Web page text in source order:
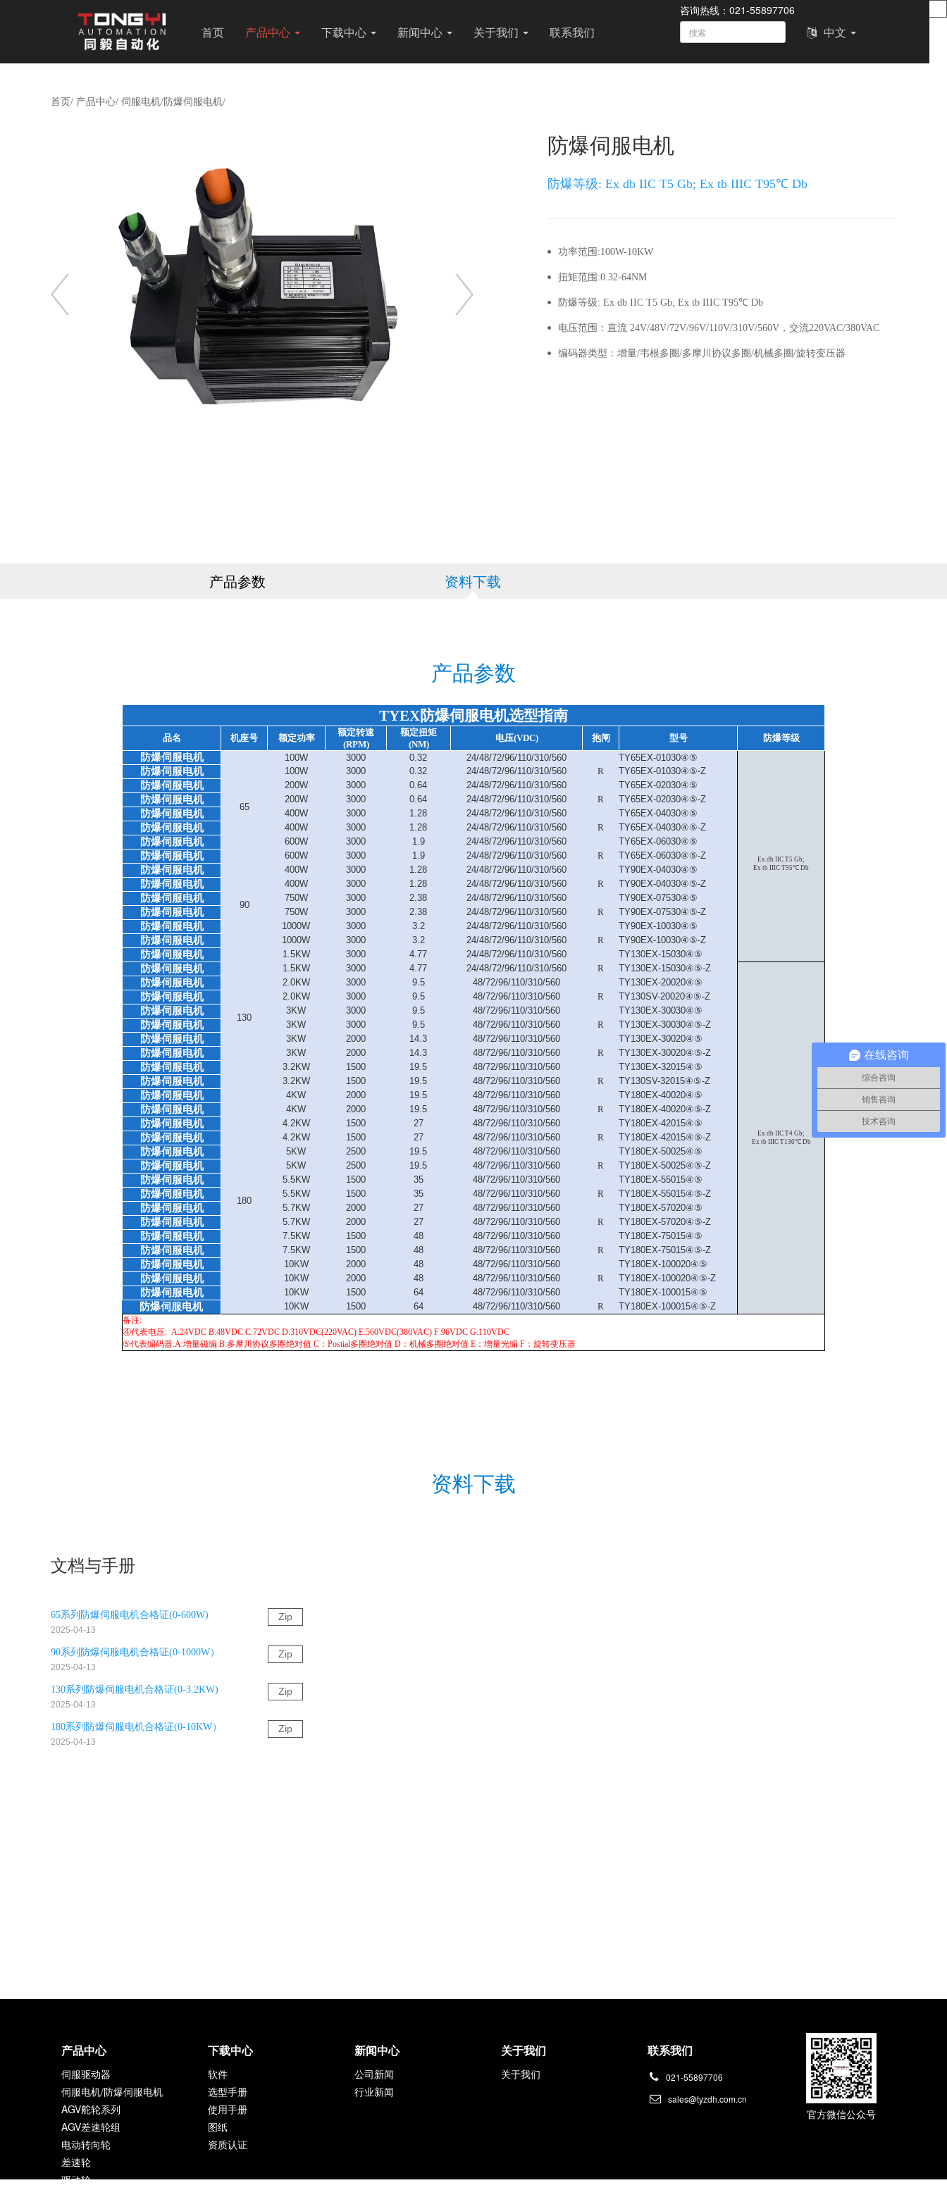
首页 产品中心 下载中心 新闻中心 关于我们 联系我们 中文
咨询热线：021-55897706
首页/ 产品中心/ 伺服电机/防爆伺服电机/
防爆伺服电机
防爆等级: Ex db IIC T5 Gb; Ex tb IIIC T95℃ Db
功率范围:100W-10KW
扭矩范围:0.32-64NM
防爆等级: Ex db IIC T5 Gb; Ex tb IIIC T95℃ Db
电压范围：直流 24V/48V/72V/96V/110V/310V/560V，交流220VAC/380VAC
编码器类型：增量/韦根多圈/多摩川协议多圈/机械多圈/旋转变压器
产品参数 资料下载
产品参数
TYEX防爆伺服电机选型指南
品名 机座号 额定功率
额定转速
(RPM)
额定扭矩
(NM)
电压(VDC) 抱闸 型号 防爆等级
防爆伺服电机
65
100W 3000 0.32 24/48/72/96/110/310/560 TY65EX-01030④⑤
Ex db IIC T5 Gb;
Ex tb IIIC T95℃ Db
防爆伺服电机 100W 3000 0.32 24/48/72/96/110/310/560 R TY65EX-01030④⑤-Z
防爆伺服电机 200W 3000 0.64 24/48/72/96/110/310/560 TY65EX-02030④⑤
防爆伺服电机 200W 3000 0.64 24/48/72/96/110/310/560 R TY65EX-02030④⑤-Z
防爆伺服电机 400W 3000 1.28 24/48/72/96/110/310/560 TY65EX-04030④⑤
防爆伺服电机 400W 3000 1.28 24/48/72/96/110/310/560 R TY65EX-04030④⑤-Z
防爆伺服电机 600W 3000 1.9 24/48/72/96/110/310/560 TY65EX-06030④⑤
防爆伺服电机 600W 3000 1.9 24/48/72/96/110/310/560 R TY65EX-06030④⑤-Z
防爆伺服电机
90
400W 3000 1.28 24/48/72/96/110/310/560 TY90EX-04030④⑤
防爆伺服电机 400W 3000 1.28 24/48/72/96/110/310/560 R TY90EX-04030④⑤-Z
防爆伺服电机 750W 3000 2.38 24/48/72/96/110/310/560 TY90EX-07530④⑤
防爆伺服电机 750W 3000 2.38 24/48/72/96/110/310/560 R TY90EX-07530④⑤-Z
防爆伺服电机 1000W 3000 3.2 24/48/72/96/110/310/560 TY90EX-10030④⑤
防爆伺服电机 1000W 3000 3.2 24/48/72/96/110/310/560 R TY90EX-10030④⑤-Z
防爆伺服电机
130
1.5KW 3000 4.77 24/48/72/96/110/310/560 TY130EX-15030④⑤
防爆伺服电机 1.5KW 3000 4.77 24/48/72/96/110/310/560 R TY130EX-15030④⑤-Z
Ex db IIC T4 Gb;
Ex tb IIIC T130℃ Db
防爆伺服电机 2.0KW 3000 9.5 48/72/96/110/310/560 TY130EX-20020④⑤
防爆伺服电机 2.0KW 3000 9.5 48/72/96/110/310/560 R TY130SV-20020④⑤-Z
防爆伺服电机 3KW 3000 9.5 48/72/96/110/310/560 TY130EX-30030④⑤
防爆伺服电机 3KW 3000 9.5 48/72/96/110/310/560 R TY130EX-30030④⑤-Z
防爆伺服电机 3KW 2000 14.3 48/72/96/110/310/560 TY130EX-30020④⑤
防爆伺服电机 3KW 2000 14.3 48/72/96/110/310/560 R TY130EX-30020④⑤-Z
防爆伺服电机 3.2KW 1500 19.5 48/72/96/110/310/560 TY130EX-32015④⑤
防爆伺服电机 3.2KW 1500 19.5 48/72/96/110/310/560 R TY130SV-32015④⑤-Z
防爆伺服电机
180
4KW 2000 19.5 48/72/96/110/310/560 TY180EX-40020④⑤
防爆伺服电机 4KW 2000 19.5 48/72/96/110/310/560 R TY180EX-40020④⑤-Z
防爆伺服电机 4.2KW 1500 27 48/72/96/110/310/560 TY180EX-42015④⑤
防爆伺服电机 4.2KW 1500 27 48/72/96/110/310/560 R TY180EX-42015④⑤-Z
防爆伺服电机 5KW 2500 19.5 48/72/96/110/310/560 TY180EX-50025④⑤
防爆伺服电机 5KW 2500 19.5 48/72/96/110/310/560 R TY180EX-50025④⑤-Z
防爆伺服电机 5.5KW 1500 35 48/72/96/110/310/560 TY180EX-55015④⑤
防爆伺服电机 5.5KW 1500 35 48/72/96/110/310/560 R TY180EX-55015④⑤-Z
防爆伺服电机 5.7KW 2000 27 48/72/96/110/310/560 TY180EX-57020④⑤
防爆伺服电机 5.7KW 2000 27 48/72/96/110/310/560 R TY180EX-57020④⑤-Z
防爆伺服电机 7.5KW 1500 48 48/72/96/110/310/560 TY180EX-75015④⑤
防爆伺服电机 7.5KW 1500 48 48/72/96/110/310/560 R TY180EX-75015④⑤-Z
防爆伺服电机 10KW 2000 48 48/72/96/110/310/560 TY180EX-100020④⑤
防爆伺服电机 10KW 2000 48 48/72/96/110/310/560 R TY180EX-100020④⑤-Z
防爆伺服电机 10KW 1500 64 48/72/96/110/310/560 TY180EX-100015④⑤
防爆伺服电机 10KW 1500 64 48/72/96/110/310/560 R TY180EX-100015④⑤-Z
备注:
④代表电压: A:24VDC B:48VDC C:72VDC D:310VDC(220VAC) E:560VDC(380VAC) F:96VDC G:110VDC
⑤代表编码器:A:增量磁编 B:多摩川协议多圈绝对值 C：Postial多圈绝对值 D：机械多圈绝对值 E：增量光编 F：旋转变压器
资料下载
文档与手册
65系列防爆伺服电机合格证(0-600W)
2025-04-13
Zip
90系列防爆伺服电机合格证(0-1000W）
2025-04-13
Zip
130系列防爆伺服电机合格证(0-3.2KW)
2025-04-13
Zip
180系列防爆伺服电机合格证(0-10KW）
2025-04-13
Zip
产品中心 下载中心 新闻中心 关于我们 联系我们
伺服驱动器
伺服电机/防爆伺服电机
AGV舵轮系列
AGV差速轮组
电动转向轮
差速轮
驱动轮
软件
选型手册
使用手册
图纸
资质认证
公司新闻
行业新闻
关于我们
官方微信公众号
021-55897706
sales@tyzdh.com.cn
产品参数 资料下载
在线咨询
综合咨询
销售咨询
技术咨询